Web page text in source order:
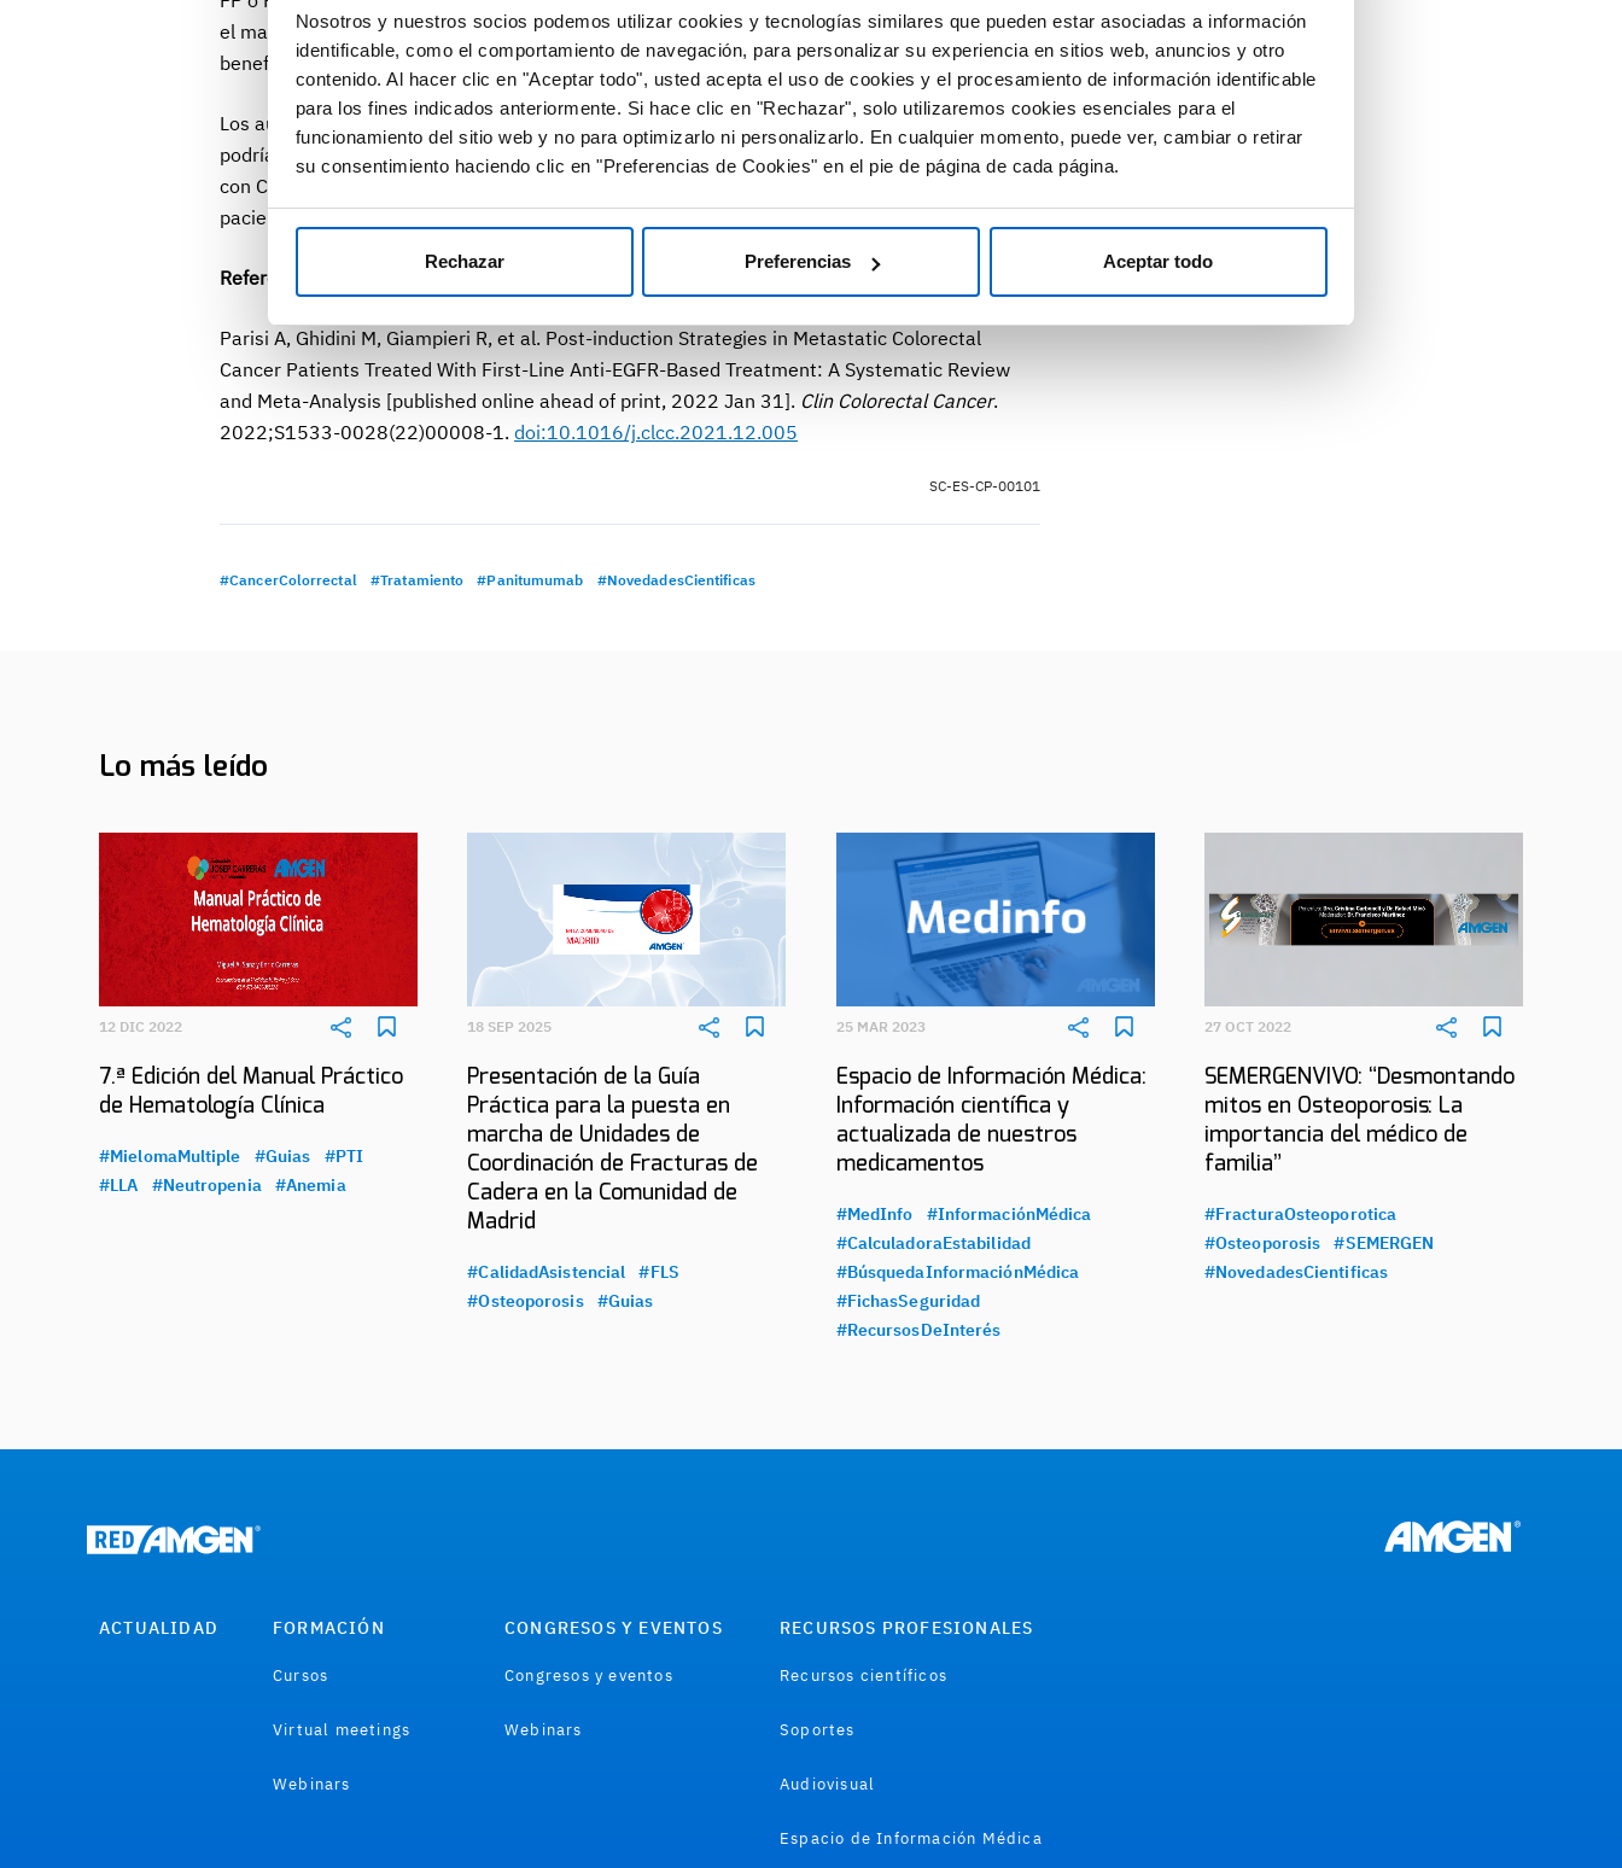
Nosotros y nuestros socios podemos utilizar cookies y tecnologías similares que pueden estar asociadas a información
identificable, como el comportamiento de navegación, para personalizar su experiencia en sitios web, anuncios y otro
contenido. Al hacer clic en "Aceptar todo", usted acepta el uso de cookies y el procesamiento de información identificable
para los fines indicados anteriormente. Si hace clic en "Rechazar", solo utilizaremos cookies esenciales para el
funcionamiento del sitio web y no para optimizarlo ni personalizarlo. En cualquier momento, puede ver, cambiar o retirar
su consentimiento haciendo clic en "Preferencias de Cookies" en el pie de página de cada página.
Rechazar Preferencias Aceptar todo
el mantenimiento con FP más anti-EGFR hasta progresión o toxicidad no aceptable ofrecen
beneficios significativos a nivel de supervivencia libre de progresión y de supervivencia global.
Los autores concluyen que, en términos de eficacia, el mantenimiento con FP más anti-EGFR
podría considerarse como la mejor opción tras inducción basada en anti-EGFR en pacientes
con CCRm y RAS de tipo salvaje. Además, consideran que el beneficio podría amplificarse en
pacientes con enfermedad de lado izquierdo y BRAF no mutado.
Referencia
Parisi A, Ghidini M, Giampieri R, et al. Post-induction Strategies in Metastatic Colorectal
Cancer Patients Treated With First-Line Anti-EGFR-Based Treatment: A Systematic Review
and Meta-Analysis [published online ahead of print, 2022 Jan 31]. Clin Colorectal Cancer.
2022;S1533-0028(22)00008-1.doi:10.1016/j.clcc.2021.12.005
SC-ES-CP-00101
#CancerColorrectal #Tratamiento #Panitumumab #NovedadesCientificas
Lo más leído
12 DIC 2022
7.ª Edición del Manual Práctico
de Hematología Clínica
#MielomaMultiple #Guias
#PTI
#LLA
#Neutropenia #Anemia
18 SEP 2025
Presentación de la Guía
Práctica para la puesta en
marcha de Unidades de
Coordinación de Fracturas de
Cadera en la Comunidad de
Madrid
#CalidadAsistencial
#FLS
#Osteoporosis
#Guias
25 MAR 2023
Espacio de Información Médica:
Información científica y
actualizada de nuestros
medicamentos
#MedInfo
#InformaciónMédica
#CalculadoraEstabilidad
#BúsquedaInformaciónMédica
#FichasSeguridad
#RecursosDeInterés
27 OCT 2022
SEMERGENVIVO: “Desmontando
mitos en Osteoporosis: La
importancia del médico de
familia”
#FracturaOsteoporotica
#Osteoporosis
#SEMERGEN
#NovedadesCientificas
ACTUALIDAD FORMACIÓN
Cursos
Virtual meetings
Webinars
CONGRESOS Y EVENTOS
Congresos y eventos
Webinars
RECURSOS PROFESIONALES
Recursos científicos
Soportes
Audiovisual
Espacio de Información Médica